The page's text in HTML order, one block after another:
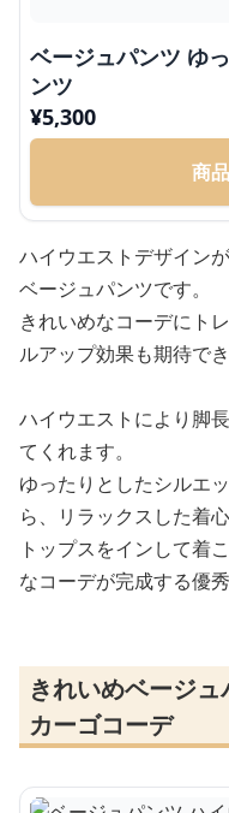
ベージュパンツ ゆ
ンツ
¥5,300
商
ハイウエストデザイン
ベージュパンツです。
きれいめなコーデにト
ルアップ効果も期待でき
ハイウエストにより脚
てくれます。
ゆったりとしたシルエ
ら、リラックスした着
トップスをインして着
なコーデが完成する優
きれいめベージ
カーゴコーデ